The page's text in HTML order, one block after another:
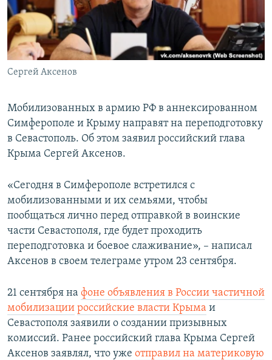
ПОБЕДИТЕЛЕЙ НЕ СУДЯТ?
КРЫМ.НЕПОКОРЕННЫЙ
ELIFBE
УКРАИНСКАЯ ПРОБЛЕМА КРЫМА
ПРИСОЕДИНЯЙТЕСЬ!
Сергей Аксенов
Мобилизованных в армию РФ в аннексированном
Симферополе и Крыму направят на переподготовку
в Севастополь. Об этом заявил российский глава
Крыма Сергей Аксенов.
«Сегодня в Симферополе встретился с
мобилизованными и их семьями, чтобы
пообщаться лично перед отправкой в воинские
части Севастополя, где будет проходить
переподготовка и боевое слаживание», – написал
Аксенов в своем телеграме утром 23 сентября.
21 сентября на фоне объявления в России частичной
мобилизации российские власти Крыма и
Севастополя заявили о создании призывных
комиссий. Ранее российский глава Крыма Сергей
Аксенов заявлял, что уже отправил на материковую